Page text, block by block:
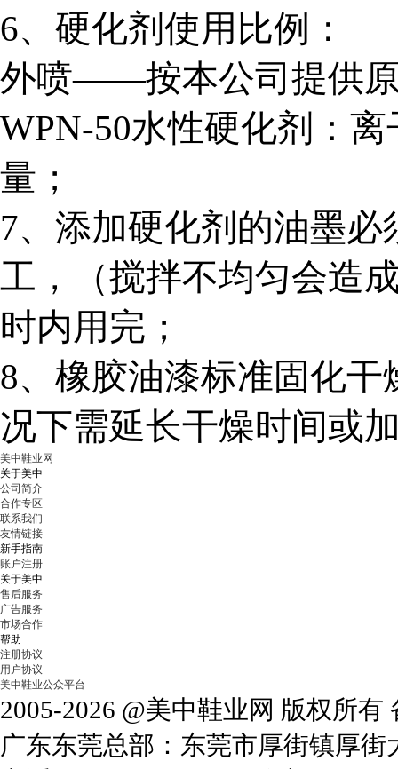
6、硬化剂使用比例：
外喷——按本公司提供
WPN-50水性硬化剂：
量；
7、添加硬化剂的油墨必
工，（搅拌不均匀会造
时内用完；
8、 橡胶油漆标准固化干
况下需延长干燥时间或
美中鞋业网
关于美中
公司简介
合作专区
联系我们
友情链接
新手指南
账户注册
关于美中
售后服务
广告服务
市场合作
帮助
注册协议
用户协议
美中鞋业公众平台
2005-2026 @美中鞋业网 版权所有
广东东莞总部：东莞市厚街镇厚